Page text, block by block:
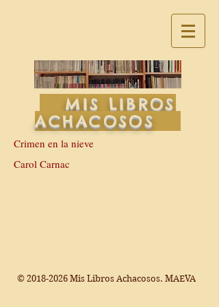
MIS LIBROS
ACHACOSOS
Crimen en la nieve
Carol Carnac
© 2018-2026 Mis Libros Achacosos. MAEVA